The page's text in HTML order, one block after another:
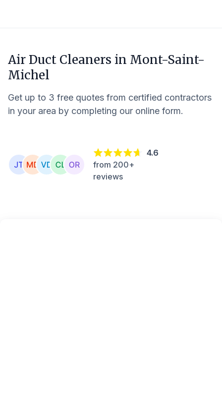
Air Duct Cleaners in Mont-Saint-
Michel
Get up to 3 free quotes from certified contractors
in your area by completing our online form.
4.6
from 200+
reviews